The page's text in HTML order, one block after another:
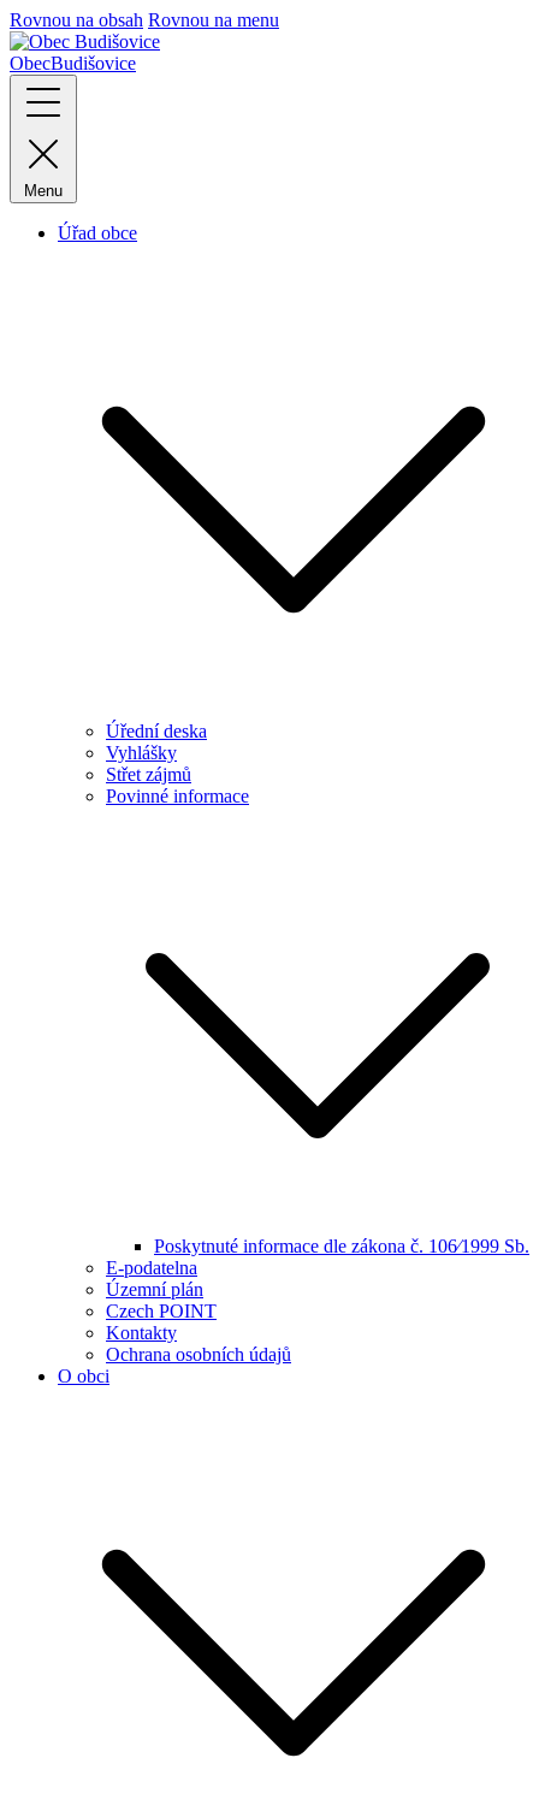
Rovnou na obsah Rovnou na menu
ObecBudišovice
Menu
Úřad obce
Úřední deska
Vyhlášky
Střet zájmů
Povinné informace
Poskytnuté informace dle zákona č. 106⁄1999 Sb.
E-podatelna
Územní plán
Czech POINT
Kontakty
Ochrana osobních údajů
O obci